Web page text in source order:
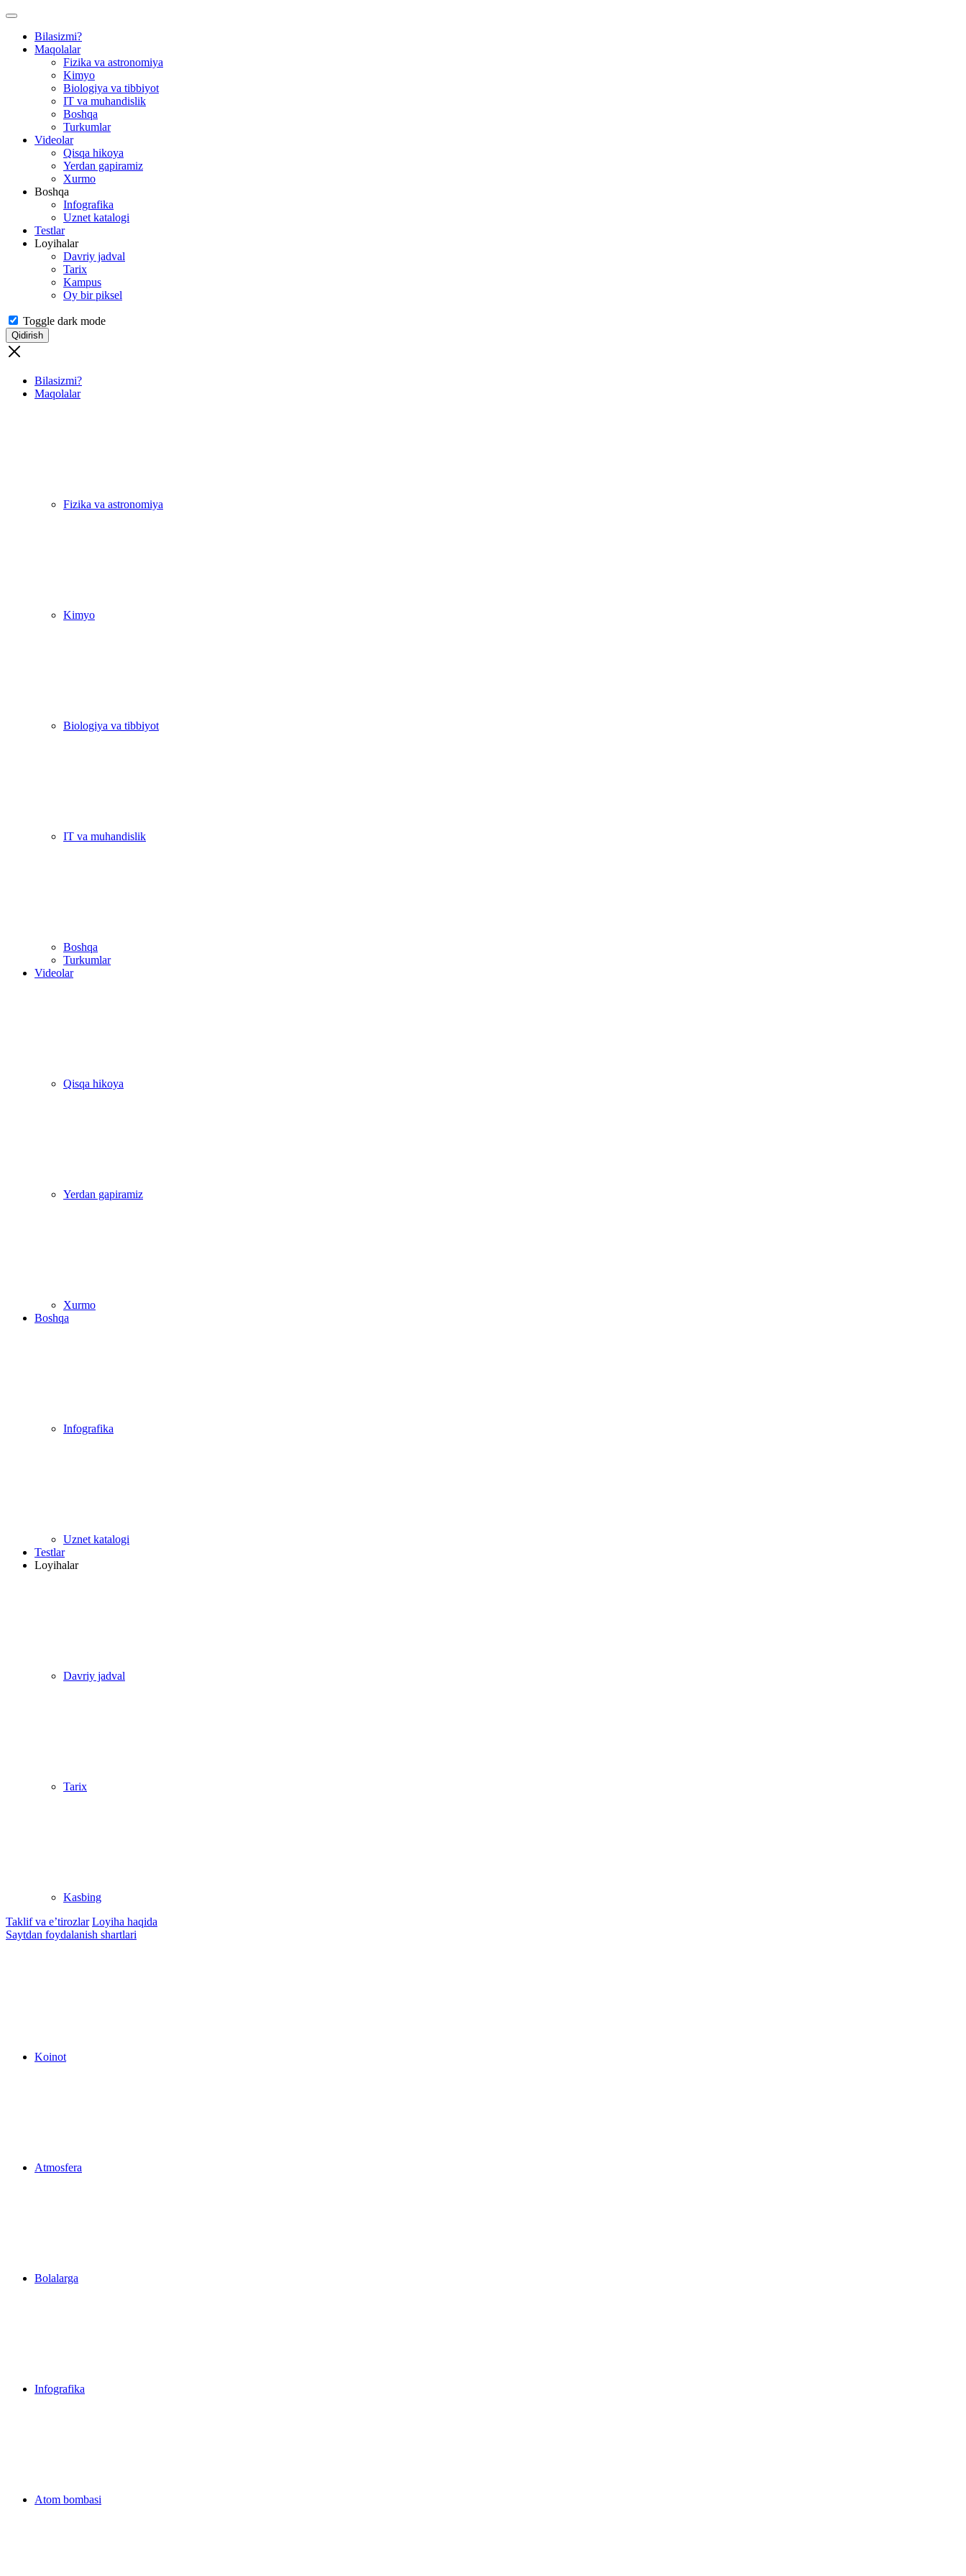
Bilasizmi?
Maqolalar
Fizika va astronomiya
Kimyo
Biologiya va tibbiyot
IT va muhandislik
Boshqa
Turkumlar
Videolar
Qisqa hikoya
Yerdan gapiramiz
Xurmo
Boshqa
Infografika
Uznet katalogi
Testlar
Loyihalar
Davriy jadval
Tarix
Kampus
Oy bir piksel
Toggle dark mode
Qidirish
Bilasizmi?
Maqolalar
Fizika va astronomiya
Kimyo
Biologiya va tibbiyot
IT va muhandislik
Boshqa
Turkumlar
Videolar
Qisqa hikoya
Yerdan gapiramiz
Xurmo
Boshqa
Infografika
Uznet katalogi
Testlar
Loyihalar
Davriy jadval
Tarix
Kasbing
Taklif va e’tirozlar Loyiha haqida
Saytdan foydalanish shartlari
Koinot
Atmosfera
Bolalarga
Infografika
Atom bombasi